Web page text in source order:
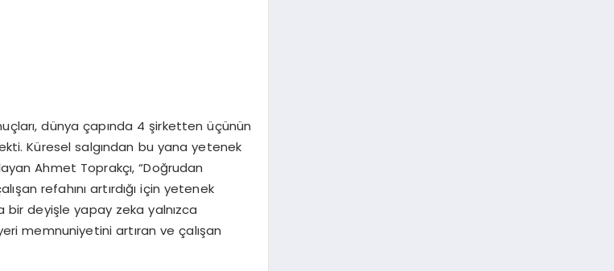
dünya çapında 4 şirketten üçünün
Küresel salgından bu yana yetenek
Ahmet Toprakçı, “Doğrudan
refahını artırdığı için yetenek
deyişle yapay zeka yalnızca
memnuniyetini artıran ve çalışan